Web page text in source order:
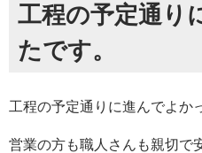
工程の予定通り
たです。
工程の予定通りに進んでよか
営業の方も職人さんも親切で